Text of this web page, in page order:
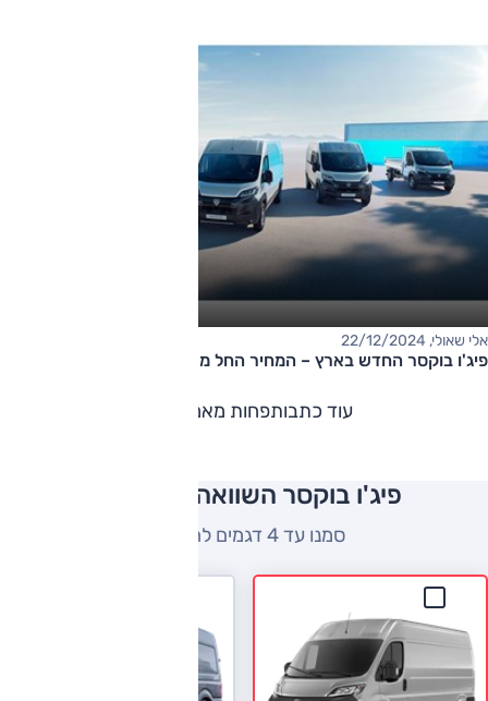
אלי שאולי, 22/12/2024
פיג'ו בוקסר החדש בארץ – המחיר החל מ-316,000 שקלים
עוד כתבותפחות מאמרים
פיג'ו בוקסר השוואה למתחרים
סמנו עד 4 דגמים להשוואה